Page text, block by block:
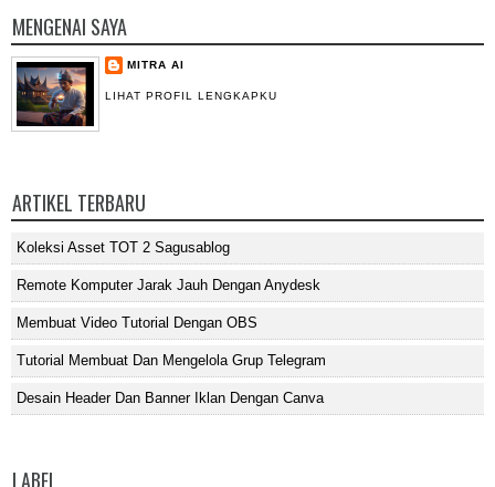
MENGENAI SAYA
MITRA AI
LIHAT PROFIL LENGKAPKU
ARTIKEL TERBARU
Koleksi Asset TOT 2 Sagusablog
Remote Komputer Jarak Jauh Dengan Anydesk
Membuat Video Tutorial Dengan OBS
Tutorial Membuat Dan Mengelola Grup Telegram
Desain Header Dan Banner Iklan Dengan Canva
LABEL